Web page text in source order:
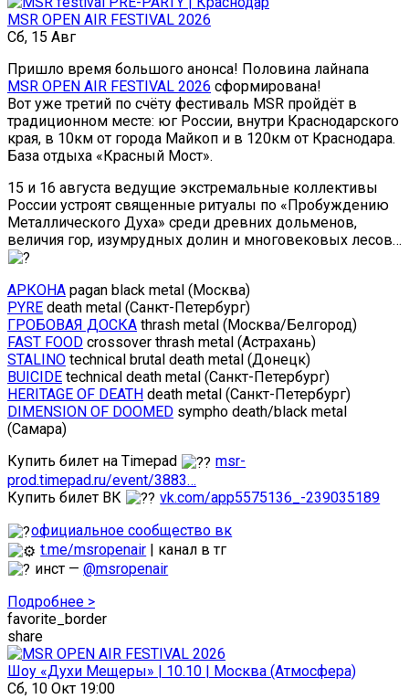
MSR OPEN AIR FESTIVAL 2026
Сб, 15 Авг
Пришло время большого анонса! Половина лайнапа
MSR OPEN AIR FESTIVAL 2026 сформирована!
Вот уже третий по счёту фестиваль MSR пройдёт в
традиционном месте: юг России, внутри Краснодарского
края, в 10км от города Майкоп и в 120км от Краснодара.
База отдыха «Красный Мост».
15 и 16 августа ведущие экстремальные коллективы
России устроят священные ритуалы по «Пробуждению
Металлического Духа» среди древних дольменов,
величия гор, изумрудных долин и многовековых лесов…
АРКОНА pagan black metal (Москва)
PYRE death metal (Санкт-Петербург)
ГРОБОВАЯ ДОСКА thrash metal (Москва/Белгород)
FAST FOOD crossover thrash metal (Астрахань)
STALINO technical brutal death metal (Донецк)
BUICIDE technical death metal (Санкт-Петербург)
HERITAGE OF DEATH death metal (Санкт-Петербург)
DIMENSION OF DOOMED sympho death/black metal
(Самара)
Купить билет на Timepad
msr-
prod.timepad.ru/event/3883…
Купить билет ВК
vk.com/app5575136_-239035189
официальное сообщество вк
t.me/msropenair | канал в тг
инст —@msropenair
Подробнее >
favorite_border
share
Шоу «Духи Мещеры» | 10.10 | Москва (Атмосфера)
Сб, 10 Окт 19:00